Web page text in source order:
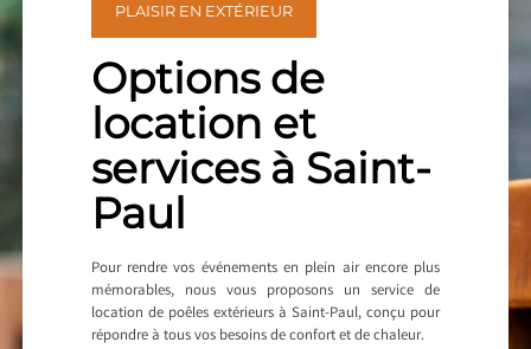
PLAISIR EN EXTÉRIEUR
Options de
location et
services à Saint-
Paul
Pour rendre vos événements en plein air encore plus
mémorables, nous vous proposons un service de
location de poêles extérieurs à Saint-Paul, conçu pour
répondre à tous vos besoins de confort et de chaleur.